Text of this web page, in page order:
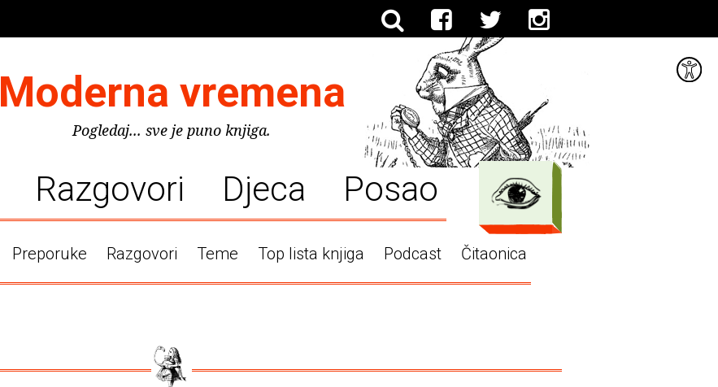
Moderna vremena
Pogledaj... sve je puno knjiga.
Razgovori Djeca Posao
Preporuke Razgovori Teme Top lista knjiga Podcast Čitaonica